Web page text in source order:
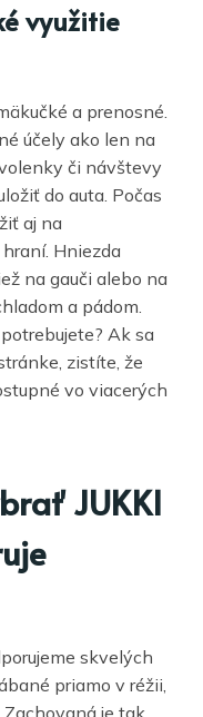
využitie
a prenosné.
účely ako len na
či návštevy
do auta. Počas
aj na
Hniezda
na gauči alebo na
a pádom.
Ak sa
zistíte, že
vo viacerých
JUKKI
skvelých
priamo v réžii,